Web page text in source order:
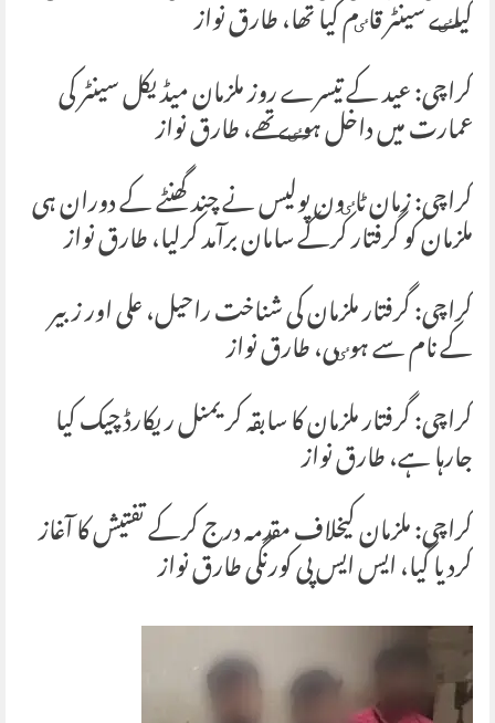
کیلٸے سینٹر قاٸم کیا تھا، طارق نواز
کراچی: عید کے تیسرے روز ملزمان میڈیکل سینٹر کی
عمارت میں داخل ہوٸے تھے، طارق نواز
کراچی: زمان ٹاٸون پولیس نے چند گھنٹے کے دوران ہی
ملزمان کو گرفتار کرکے سامان برآمد کرلیا، طارق نواز
کراچی: گرفتار ملزمان کی شناخت راحیل، علی اور زبیر
کے نام سے ہوٸی، طارق نواز
کراچی: گرفتار ملزمان کا سابقہ کریمنل ریکارڈ چیک کیا
جارہا ہے، طارق نواز
کراچی: ملزمان کیخلاف مقدمہ درج کرکے تفتیش کا آغاز
کردیا گیا، ایس ایس پی کورنگی طارق نواز